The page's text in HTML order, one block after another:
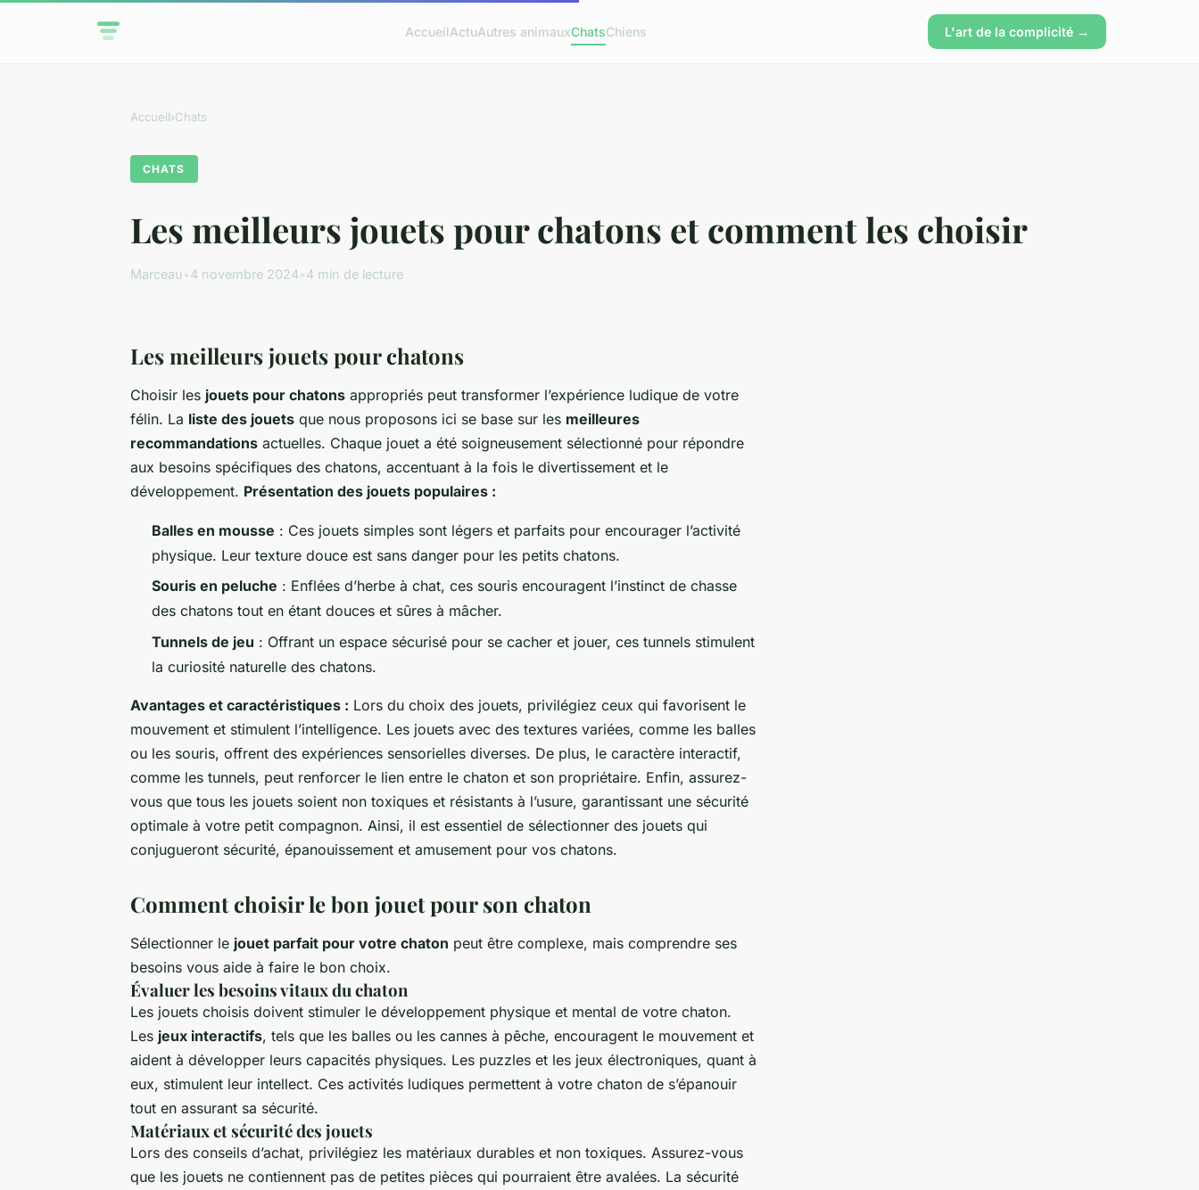
AccueilActuAutres animauxChatsChiens L'art de la complicité →
Accueil›Chats
CHATS
Les meilleurs jouets pour chatons et comment les choisir
Marceau •4 novembre 2024•4 min de lecture
Les meilleurs jouets pour chatons
Choisir les jouets pour chatons appropriés peut transformer l’expérience ludique de votre
félin. La liste des jouets que nous proposons ici se base sur les meilleures
recommandations actuelles. Chaque jouet a été soigneusement sélectionné pour répondre
aux besoins spécifiques des chatons, accentuant à la fois le divertissement et le
développement. Présentation des jouets populaires :
Balles en mousse : Ces jouets simples sont légers et parfaits pour encourager l’activité
physique. Leur texture douce est sans danger pour les petits chatons.
Souris en peluche : Enflées d’herbe à chat, ces souris encouragent l’instinct de chasse
des chatons tout en étant douces et sûres à mâcher.
Tunnels de jeu : Offrant un espace sécurisé pour se cacher et jouer, ces tunnels stimulent
la curiosité naturelle des chatons.
Avantages et caractéristiques : Lors du choix des jouets, privilégiez ceux qui favorisent le
mouvement et stimulent l’intelligence. Les jouets avec des textures variées, comme les balles
ou les souris, offrent des expériences sensorielles diverses. De plus, le caractère interactif,
comme les tunnels, peut renforcer le lien entre le chaton et son propriétaire. Enfin, assurez-
vous que tous les jouets soient non toxiques et résistants à l’usure, garantissant une sécurité
optimale à votre petit compagnon. Ainsi, il est essentiel de sélectionner des jouets qui
conjugueront sécurité, épanouissement et amusement pour vos chatons.
Comment choisir le bon jouet pour son chaton
Sélectionner le jouet parfait pour votre chaton peut être complexe, mais comprendre ses
besoins vous aide à faire le bon choix.
Évaluer les besoins vitaux du chaton
Les jouets choisis doivent stimuler le développement physique et mental de votre chaton.
Les jeux interactifs, tels que les balles ou les cannes à pêche, encouragent le mouvement et
aident à développer leurs capacités physiques. Les puzzles et les jeux électroniques, quant à
eux, stimulent leur intellect. Ces activités ludiques permettent à votre chaton de s’épanouir
tout en assurant sa sécurité.
Matériaux et sécurité des jouets
Lors des conseils d’achat, privilégiez les matériaux durables et non toxiques. Assurez-vous
que les jouets ne contiennent pas de petites pièces qui pourraient être avalées. La sécurité